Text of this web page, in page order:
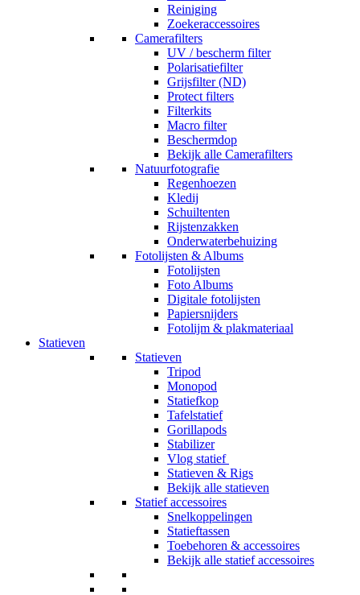
Reiniging
Zoekeraccessoires
Camerafilters
UV / bescherm filter
Polarisatiefilter
Grijsfilter (ND)
Protect filters
Filterkits
Macro filter
Beschermdop
Bekijk alle Camerafilters
Natuurfotografie
Regenhoezen
Kledij
Schuiltenten
Rijstenzakken
Onderwaterbehuizing
Fotolijsten & Albums
Fotolijsten
Foto Albums
Digitale fotolijsten
Papiersnijders
Fotolijm & plakmateriaal
Statieven
Statieven
Tripod
Monopod
Statiefkop
Tafelstatief
Gorillapods
Stabilizer
Vlog statief
Statieven & Rigs
Bekijk alle statieven
Statief accessoires
Snelkoppelingen
Statieftassen
Toebehoren & accessoires
Bekijk alle statief accessoires